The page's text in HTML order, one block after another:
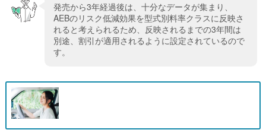
発売から3年経過後は、十分なデータが集まり、
AEBのリスク低減効果を型式別料率クラスに反映さ
れると考えられるため、反映されるまでの3年間は
別途、割引が適用されるように設定されているので
す。